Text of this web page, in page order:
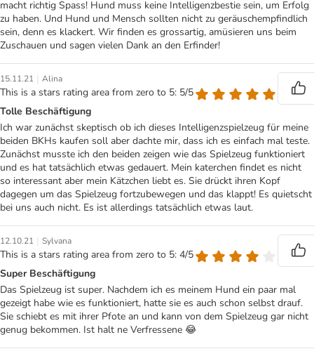
macht richtig Spass! Hund muss keine Intelligenzbestie sein, um Erfolg
zu haben. Und Hund und Mensch sollten nicht zu geräuschempfindlich
sein, denn es klackert. Wir finden es grossartig, amüsieren uns beim
Zuschauen und sagen vielen Dank an den Erfinder!
15.11.21 | Alina
This is a stars rating area from zero to 5: 5/5
Tolle Beschäftigung
Ich war zunächst skeptisch ob ich dieses Intelligenzspielzeug für meine
beiden BKHs kaufen soll aber dachte mir, dass ich es einfach mal teste.
Zunächst musste ich den beiden zeigen wie das Spielzeug funktioniert
und es hat tatsächlich etwas gedauert. Mein katerchen findet es nicht
so interessant aber mein Kätzchen liebt es. Sie drückt ihren Kopf
dagegen um das Spielzeug fortzubewegen und das klappt! Es quietscht
bei uns auch nicht. Es ist allerdings tatsächlich etwas laut.
12.10.21 | Sylvana
This is a stars rating area from zero to 5: 4/5
Super Beschäftigung
Das Spielzeug ist super. Nachdem ich es meinem Hund ein paar mal
gezeigt habe wie es funktioniert, hatte sie es auch schon selbst drauf.
Sie schiebt es mit ihrer Pfote an und kann von dem Spielzeug gar nicht
genug bekommen. Ist halt ne Verfressene 😂